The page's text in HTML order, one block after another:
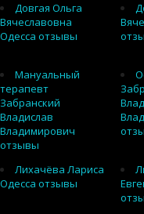
Довгая Ольга
Вячеславовна
Одесса отзывы
Мануальный
терапевт
Забранский
Владислав
Владимирович
отзывы
Лихачёва Лариса
Одесса отзывы